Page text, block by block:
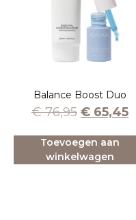
Balance Boost Duo
€76,95 € 65,45
Toevoegen aan
winkelwagen